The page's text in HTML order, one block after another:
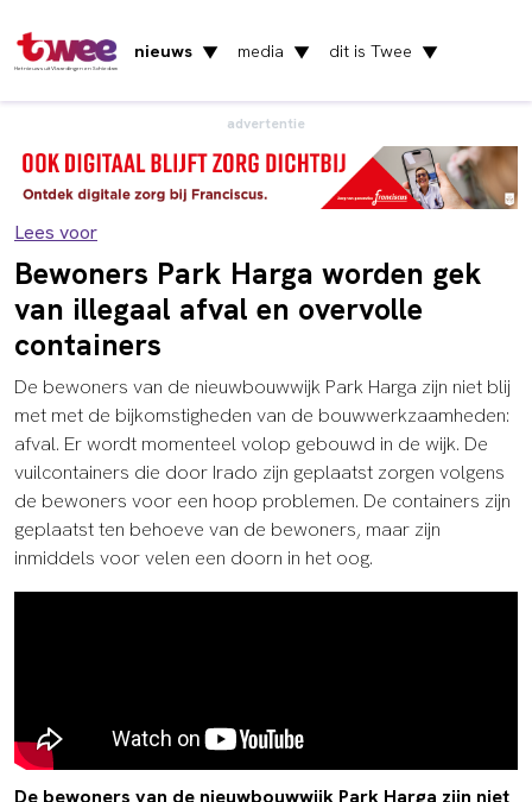
Het nieuws uit Vlaardingen en Schiedam
nieuws ▼ media ▼ dit is Twee ▼
advertentie
Lees voor
Bewoners Park Harga worden gek
van illegaal afval en overvolle
containers
De bewoners van de nieuwbouwwijk Park Harga zijn niet blij
met met de bijkomstigheden van de bouwwerkzaamheden:
afval. Er wordt momenteel volop gebouwd in de wijk. De
vuilcontainers die door Irado zijn geplaatst zorgen volgens
de bewoners voor een hoop problemen. De containers zijn
geplaatst ten behoeve van de bewoners, maar zijn
inmiddels voor velen een doorn in het oog.
De bewoners van de nieuwbouwwijk Park Harga zijn niet